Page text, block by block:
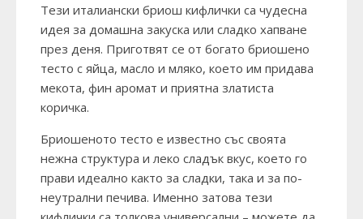
Тези италиански бриош кифлички са чудесна
идея за домашна закуска или сладко хапване
през деня. Приготвят се от богато бриошено
тесто с яйца, масло и мляко, което им придава
мекота, фин аромат и приятна златиста
коричка.
Бриошеното тесто е известно със своята
нежна структура и леко сладък вкус, което го
прави идеално както за сладки, така и за по-
неутрални печива. Именно затова тези